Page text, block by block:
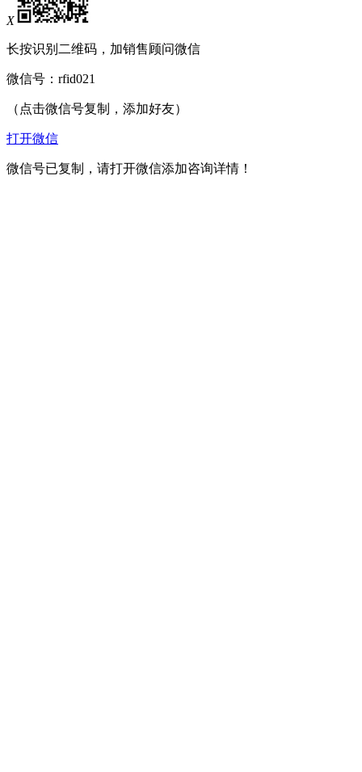
X
长按识别二维码，加销售顾问微信
微信号： rfid021
（点击微信号复制，添加好友）
打开微信
微信号已复制，请打开微信添加咨询详情！